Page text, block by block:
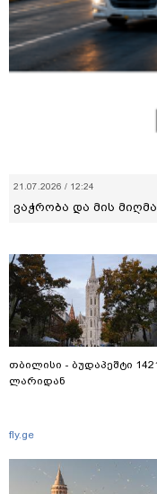
21.07.2026 / 12:24
ვაჭრობა და მის
თბილისი - ბუდაპეშტი
ლარიდან
fly.ge